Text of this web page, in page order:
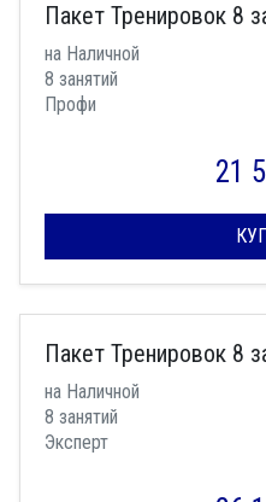
Пакет Тренировок 8
на Наличной
8 занятий
Профи
21
Пакет Тренировок 8
на Наличной
8 занятий
Эксперт